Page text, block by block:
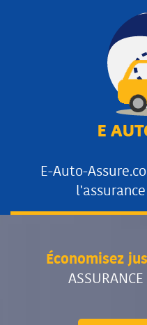
E-Auto-
Économisez